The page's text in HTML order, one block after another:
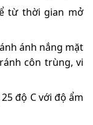
từ thời gian mở
ánh nắng mặt
côn trùng, vi
độ C với độ ẩm